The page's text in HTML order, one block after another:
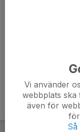
Vi använder
webbplats ska
även för